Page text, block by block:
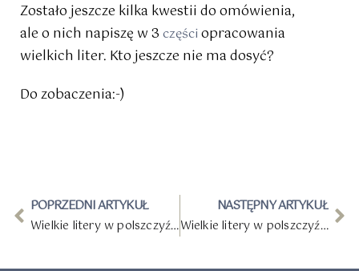
Zostało jeszcze kilka kwestii do omówienia,
ale o nich napiszę w 3 częściopracowania
wielkich liter. Kto jeszcze nie ma dosyć?
Do zobaczenia:-)
POPRZEDNI ARTYKUŁ
Wielkie litery w polszczyźnie – wskazówki i zasady część 1
NASTĘPNY ARTYKUŁ
Wielkie litery w polszczyźnie – wskazówki i zasady część 3